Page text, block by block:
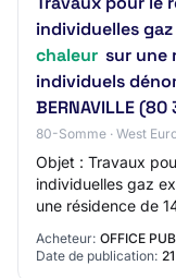
individuelles
chaleur sur une
individuels
BERNAVILLE (80
80-Somme · West
Objet : Travaux
individuelles gaz
une résidence de
Acheteur: OFFICE
Date de publication: